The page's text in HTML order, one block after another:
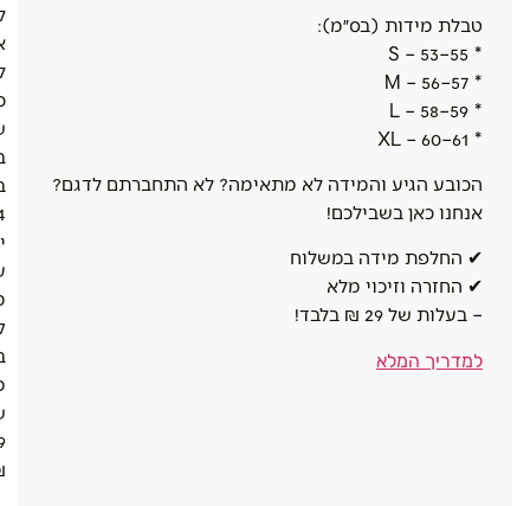
טבלת מידות (בס״מ):
* S – 53–55
* M – 56–57
* L – 58–59
* XL – 60–61
הכובע הגיע והמידה לא מתאימה? לא התחברתם לדגם?
אנחנו כאן בשבילכם!
✔ החלפת מידה במשלוח
✔ החזרה וזיכוי מלא
– בעלות של 29 ₪ בלבד!
למדריך המלא